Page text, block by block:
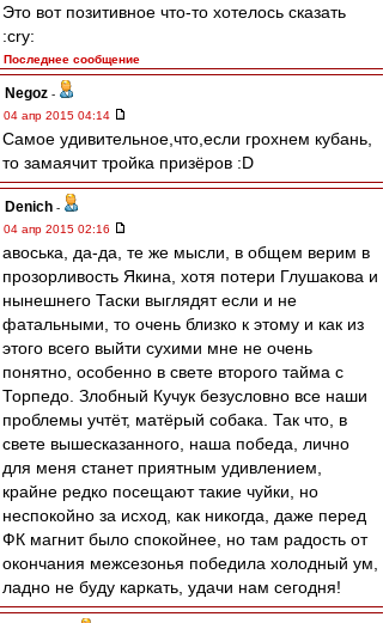
Это вот позитивное что-то хотелось сказать
:cry:
Последнее сообщение
Negoz -
04 апр 2015 04:14
Самое удивительное,что,если грохнем кубань,
то замаячит тройка призёров :D
Denich -
04 апр 2015 02:16
авоська, да-да, те же мысли, в общем верим в
прозорливость Якина, хотя потери Глушакова и
нынешнего Таски выглядят если и не
фатальными, то очень близко к этому и как из
этого всего выйти сухими мне не очень
понятно, особенно в свете второго тайма с
Торпедо. Злобный Кучук безусловно все наши
проблемы учтёт, матёрый собака. Так что, в
свете вышесказанного, наша победа, лично
для меня станет приятным удивлением,
крайне редко посещают такие чуйки, но
неспокойно за исход, как никогда, даже перед
ФК магнит было спокойнее, но там радость от
окончания межсезонья победила холодный ум,
ладно не буду каркать, удачи нам сегодня!